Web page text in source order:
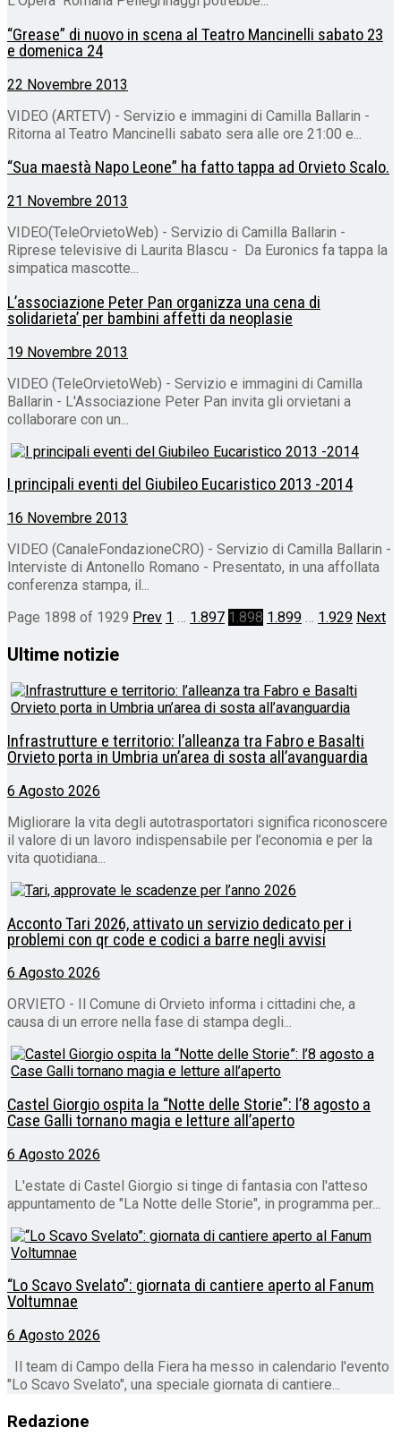
“Grease” di nuovo in scena al Teatro Mancinelli sabato 23
e domenica 24
22 Novembre 2013
VIDEO (ARTETV) - Servizio e immagini di Camilla Ballarin -
Ritorna al Teatro Mancinelli sabato sera alle ore 21:00 e...
“Sua maestà Napo Leone” ha fatto tappa ad Orvieto Scalo.
21 Novembre 2013
VIDEO(TeleOrvietoWeb) - Servizio di Camilla Ballarin -
Riprese televisive di Laurita Blascu - Da Euronics fa tappa la
simpatica mascotte...
L’associazione Peter Pan organizza una cena di
solidarieta’ per bambini affetti da neoplasie
19 Novembre 2013
VIDEO (TeleOrvietoWeb) - Servizio e immagini di Camilla
Ballarin - L'Associazione Peter Pan invita gli orvietani a
collaborare con un...
I principali eventi del Giubileo Eucaristico 2013 -2014
16 Novembre 2013
VIDEO (CanaleFondazioneCRO) - Servizio di Camilla Ballarin -
Interviste di Antonello Romano - Presentato, in una affollata
conferenza stampa, il...
Page 1898 of 1929 Prev 1 … 1.897 1.898 1.899 … 1.929 Next
Ultime notizie
Infrastrutture e territorio: l’alleanza tra Fabro e Basalti
Orvieto porta in Umbria un’area di sosta all’avanguardia
6 Agosto 2026
Migliorare la vita degli autotrasportatori significa riconoscere
il valore di un lavoro indispensabile per l’economia e per la
vita quotidiana...
Acconto Tari 2026, attivato un servizio dedicato per i
problemi con qr code e codici a barre negli avvisi
6 Agosto 2026
ORVIETO - Il Comune di Orvieto informa i cittadini che, a
causa di un errore nella fase di stampa degli...
Castel Giorgio ospita la “Notte delle Storie”: l’8 agosto a
Case Galli tornano magia e letture all’aperto
6 Agosto 2026
L'estate di Castel Giorgio si tinge di fantasia con l'atteso
appuntamento de "La Notte delle Storie", in programma per...
“Lo Scavo Svelato”: giornata di cantiere aperto al Fanum
Voltumnae
6 Agosto 2026
Il team di Campo della Fiera ha messo in calendario l'evento
"Lo Scavo Svelato", una speciale giornata di cantiere...
Redazione